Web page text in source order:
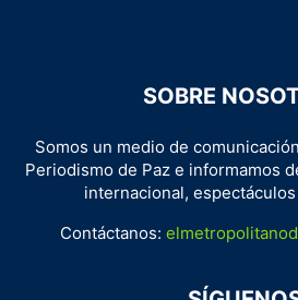
SOBRE
Somos un medio de
Periodismo de Paz e informamos
internacional,
Contáctanos: